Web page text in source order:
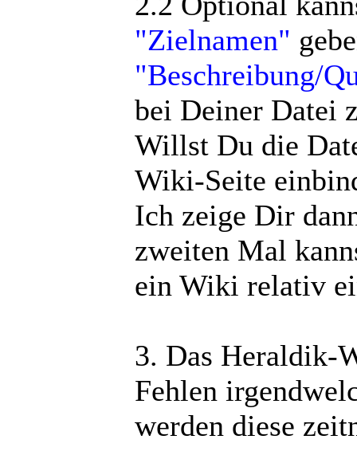
"Zielnamen"
"Beschreibung/
bei Deiner Datei
Willst Du die
Wiki-Seite
Ich zeige Dir
zweiten Mal
ein Wiki relativ
3. Das Heraldik-
Fehlen
werden diese